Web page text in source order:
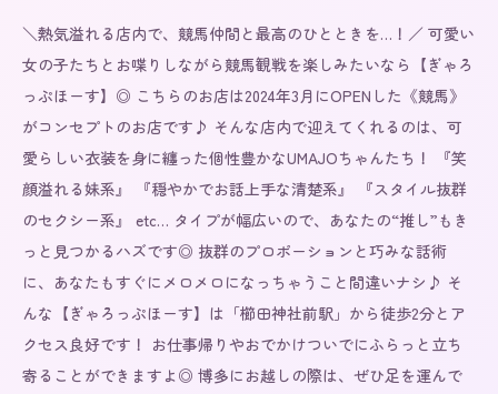
＼熱気溢れる店内で、競馬仲間と最高のひとときを…！／ 可愛い
女の子たちとお喋りしながら競馬観戦を楽しみたいなら【ぎゃろ
っぷほーす】◎ こちらのお店は2024年3月にOPENした《競馬》
がコンセプトのお店です♪ そんな店内で迎えてくれるのは、可
愛らしい衣装を身に纏った個性豊かなUMAJOちゃんたち！ 『笑
顔溢れる妹系』 『穏やかでお話上手な清楚系』 『スタイル抜群
のセクシー系』 etc… タイプが幅広いので、あなたの“推し”もき
っと見つかるハズです◎ 抜群のプロポーションと巧みな話術
に、あなたもすぐにメロメロになっちゃうこと間違いナシ♪ そ
んな【ぎゃろっぷほーす】は「櫛田神社前駅」から徒歩2分とア
クセス良好です！ お仕事帰りやおでかけついでにふらっと立ち
寄ることができますよ◎ 博多にお越しの際は、ぜひ足を運んで